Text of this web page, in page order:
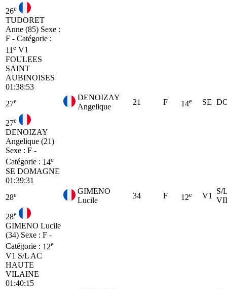
26e
TUDORET
Anne (85) Sexe :
F - Catégorie :
11 e V1
FOULEES
SAINT
AUBINOISES
01:38:53
27e
DENOIZAY
Angelique
21 F 14e SE
27e
DENOIZAY
Angelique (21)
Sexe : F -
Catégorie : 14e
SE DOMAGNE
01:39:31
28e
GIMENO
Lucile
34 F 12e V1
S/
28e
GIMENO Lucile
(34) Sexe : F -
Catégorie : 12e
V1 S/L AC
HAUTE
VILAINE
01:40:15